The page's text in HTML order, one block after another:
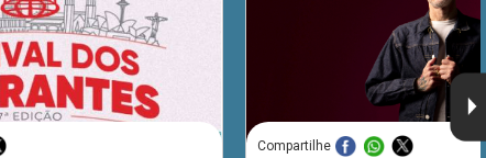
Compartilhe